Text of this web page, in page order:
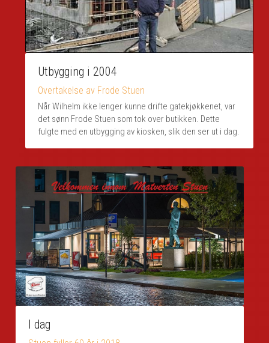
Utbygging i 2004
Overtakelse av Frode Stuen
Når Wilhelm ikke lenger kunne drifte gatekjøkkenet, var
det sønn Frode Stuen som tok over butikken. Dette
fulgte med en utbygging av kiosken, slik den ser ut i dag.
I dag